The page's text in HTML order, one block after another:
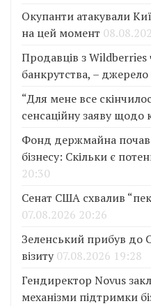
Окупанти атакували
на цей момент
Продавців з Wildberries
банкрутства, –
“Для мене все
сенсаційну заяву щодо
Фонд держмайна
бізнесу: Скільки є
20:30
Сенат США схвалив
07.08.2026 20:26
Зеленський прибув до
візиту 07.08.2026 19:28
Гендиректор Novus
механізми підтримки